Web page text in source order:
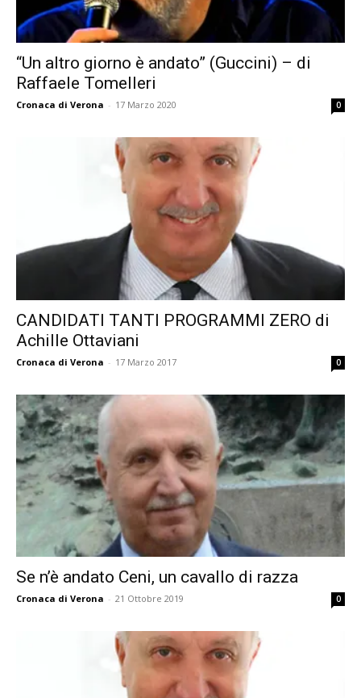
“Un altro giorno è andato” (Guccini) – di
Raffaele Tomelleri
Cronaca di Verona - 17 Marzo 2020 0
CANDIDATI TANTI PROGRAMMI ZERO di
Achille Ottaviani
Cronaca di Verona - 17 Marzo 2017 0
Se n’è andato Ceni, un cavallo di razza
Cronaca di Verona - 21 Ottobre 2019 0